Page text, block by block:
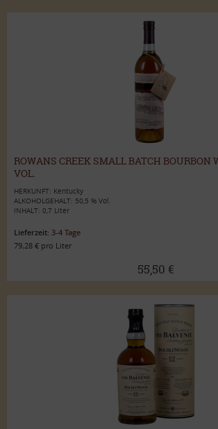
ROWANS CREEK SMALL BATCH BOURBON
VOL.
HERKUNFT: Kentucky
ALKOHOLGEHALT: 50,5 % Vol.
INHALT: 0,7 Liter
Lieferzeit: 3-4 Tage
79,28 € pro Liter
55,50 €